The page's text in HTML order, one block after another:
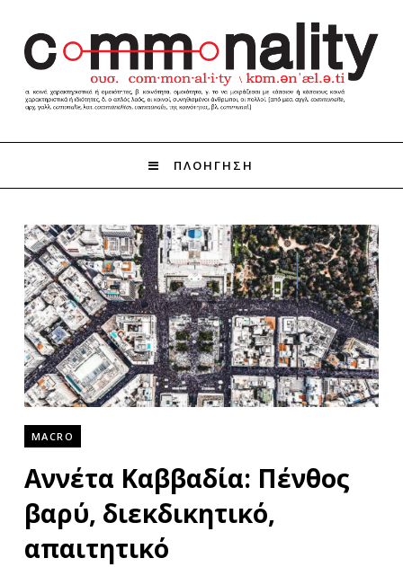
ΠΛΟΗΓΗΣΗ
MACRO
Αννέτα Καββαδία: Πένθος
βαρύ, διεκδικητικό,
απαιτητικό